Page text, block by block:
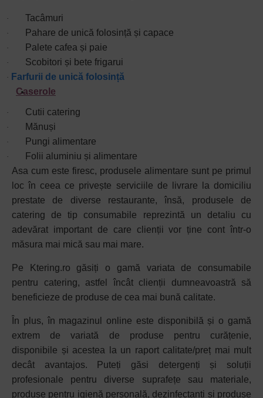
· Tacâmuri
· Pahare de unică folosință și capace
· Palete cafea și paie
· Scobitori și bete frigarui
· Farfurii de unică folosință
Caserole
· Cutii catering
· Mănuși
· Pungi alimentare
·
Folii aluminiu și alimentare
Asa cum este firesc, produsele alimentare sunt pe primul
loc în ceea ce privește serviciile de livrare la domiciliu
prestate de diverse restaurante, însă, produsele de
catering de tip consumabile reprezintă un detaliu cu
adevărat important de care clienții vor ține cont într-o
măsura mai mică sau mai mare.
Pe Ktering.ro găsiți o gamă variata de consumabile
pentru catering, astfel încât clienții dumneavoastră să
beneficieze de produse de cea mai bună calitate.
În plus, în magazinul online este disponibilă și o gamă
extrem de variată de produse pentru curățenie,
disponibile și acestea la un raport calitate/preț mai mult
decât avantajos. Puteți găsi detergenți și soluții
profesionale pentru diverse suprafețe sau materiale,
produse pentru igienă personală, dezinfectanți și produse